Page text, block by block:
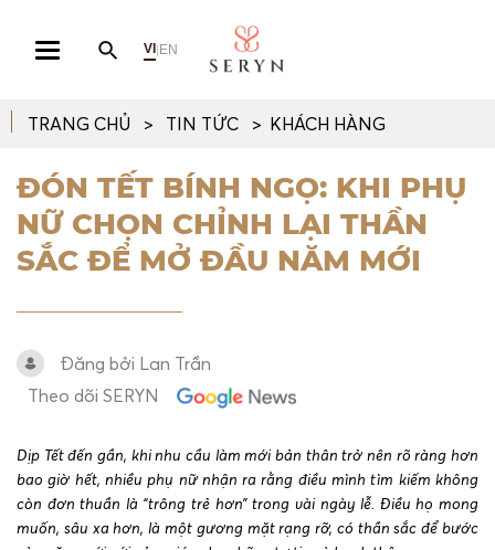
VI | EN
TRANG CHỦ TIN TỨC KHÁCH HÀNG
ĐÓN TẾT BÍNH NGỌ: KHI PHỤ
NỮ CHỌN CHỈNH LẠI THẦN
SẮC ĐỂ MỞ ĐẦU NĂM MỚI
Đăng bởi Lan Trần
Theo dõi SERYN
Dịp Tết đến gần, khi nhu cầu làm mới bản thân trở nên rõ ràng hơn
bao giờ hết, nhiều phụ nữ nhận ra rằng điều mình tìm kiếm không
còn đơn thuần là “trông trẻ hơn” trong vài ngày lễ. Điều họ mong
muốn, sâu xa hơn, là một gương mặt rạng rỡ, có thần sắc để bước